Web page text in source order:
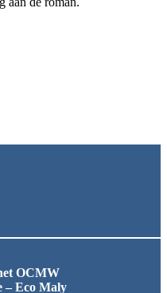
OCMW
– Eco Maly